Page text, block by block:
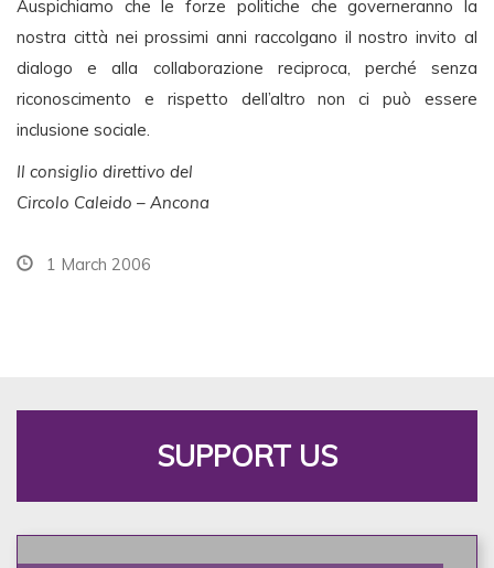
Auspichiamo che le forze politiche che governeranno la
nostra città nei prossimi anni raccolgano il nostro invito al
dialogo e alla collaborazione reciproca, perché senza
riconoscimento e rispetto dell’altro non ci può essere
inclusione sociale.
Il consiglio direttivo del
Circolo Caleido – Ancona
1 March 2006
SUPPORT US